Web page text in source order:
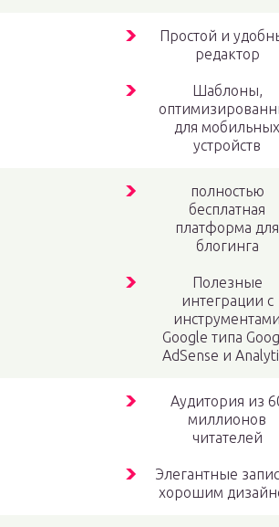
Простой и
редактор
Шаблоны,
для мобильных
устройств
полностью
бесплатная
платформа для
блогинга
Полезные
интеграции с
Google типа
AdSense и
Аудитория из
миллионов
читателей
Элегантные
хорошим